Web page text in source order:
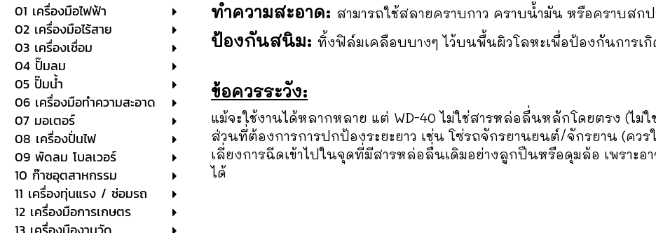
01 เครื่องมือไฟฟ้า
02 เครื่องมือไร้สาย
03 เครื่องเชื่อม
04 ปั๊มลม
05 ปั๊มน้ำ
06 เครื่องมือทำความสะอาด
07 มอเตอร์
08 เครื่องปั่นไฟ
09 พัดลม โบลเวอร์
10 ก๊าซอุตสาหกรรม
11 เครื่องทุ่นแรง / ซ่อมรถ
12 เครื่องมือการเกษตร
ทำความสะอาด: สามารถใช้สลายคราบกาว คราบน้ำมัน หรือคราบส
ป้องกันสนิม: ทิ้งฟิล์มเคลือบบางๆ ไว้บนพื้นผิวโลหะเพื่อป้องกันการเ
ข้อควรระวัง:
แม้จะใช้งานได้หลากหลาย แต่ WD-40 ไม่ใช่สารหล่อลื่นหลักโดยตรง (ไม่
ส่วนที่ต้องการการปกป้องระยะยาว เช่น โซ่รถจักรยานยนต์/จักรยาน (คว
เลี่ยงการฉีดเข้าไปในจุดที่มีสารหล่อลื่นเดิมอย่างลูกปืนหรือดุมล้อ เพราะอ
ได้